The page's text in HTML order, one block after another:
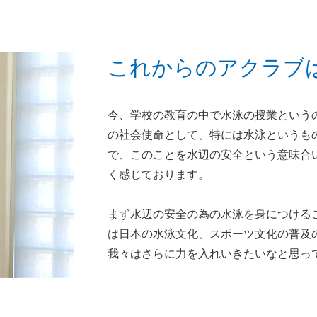
これからのアクラブ
今、学校の教育の中で水泳の授業とい
の社会使命として、特には水泳という
で、このことを水辺の安全という意味
く感じております。
まず水辺の安全の為の水泳を身につけ
は日本の水泳文化、スポーツ文化の普
我々はさらに力を入れいきたいなと思っ